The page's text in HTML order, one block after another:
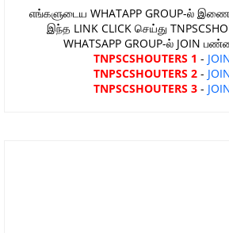
எங்களுடைய WHATAPP GROUP-ல் இணைய
இந்த LINK CLICK செய்து
WHATSAPP GROUP-ல் JOIN
TNPSCSHOUTERS 1 -
TNPSCSHOUTERS 2-
TNPSCSHOUTERS 3-